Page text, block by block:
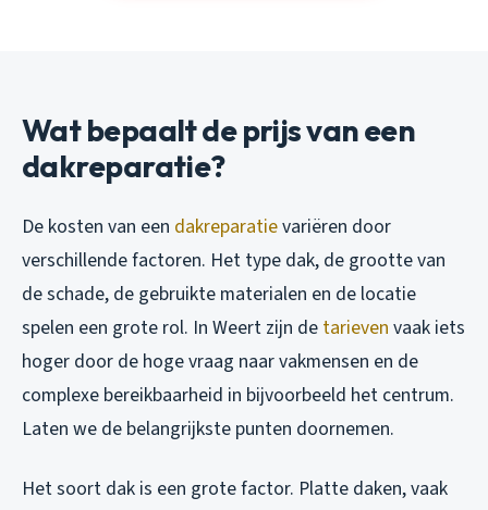
Wat bepaalt de prijs van een
dakreparatie?
De kosten van een dakreparatievariëren door
verschillende factoren. Het type dak, de grootte van
de schade, de gebruikte materialen en de locatie
spelen een grote rol. In Weert zijn de tarieven vaak iets
hoger door de hoge vraag naar vakmensen en de
complexe bereikbaarheid in bijvoorbeeld het centrum.
Laten we de belangrijkste punten doornemen.
Het soort dak is een grote factor. Platte daken, vaak